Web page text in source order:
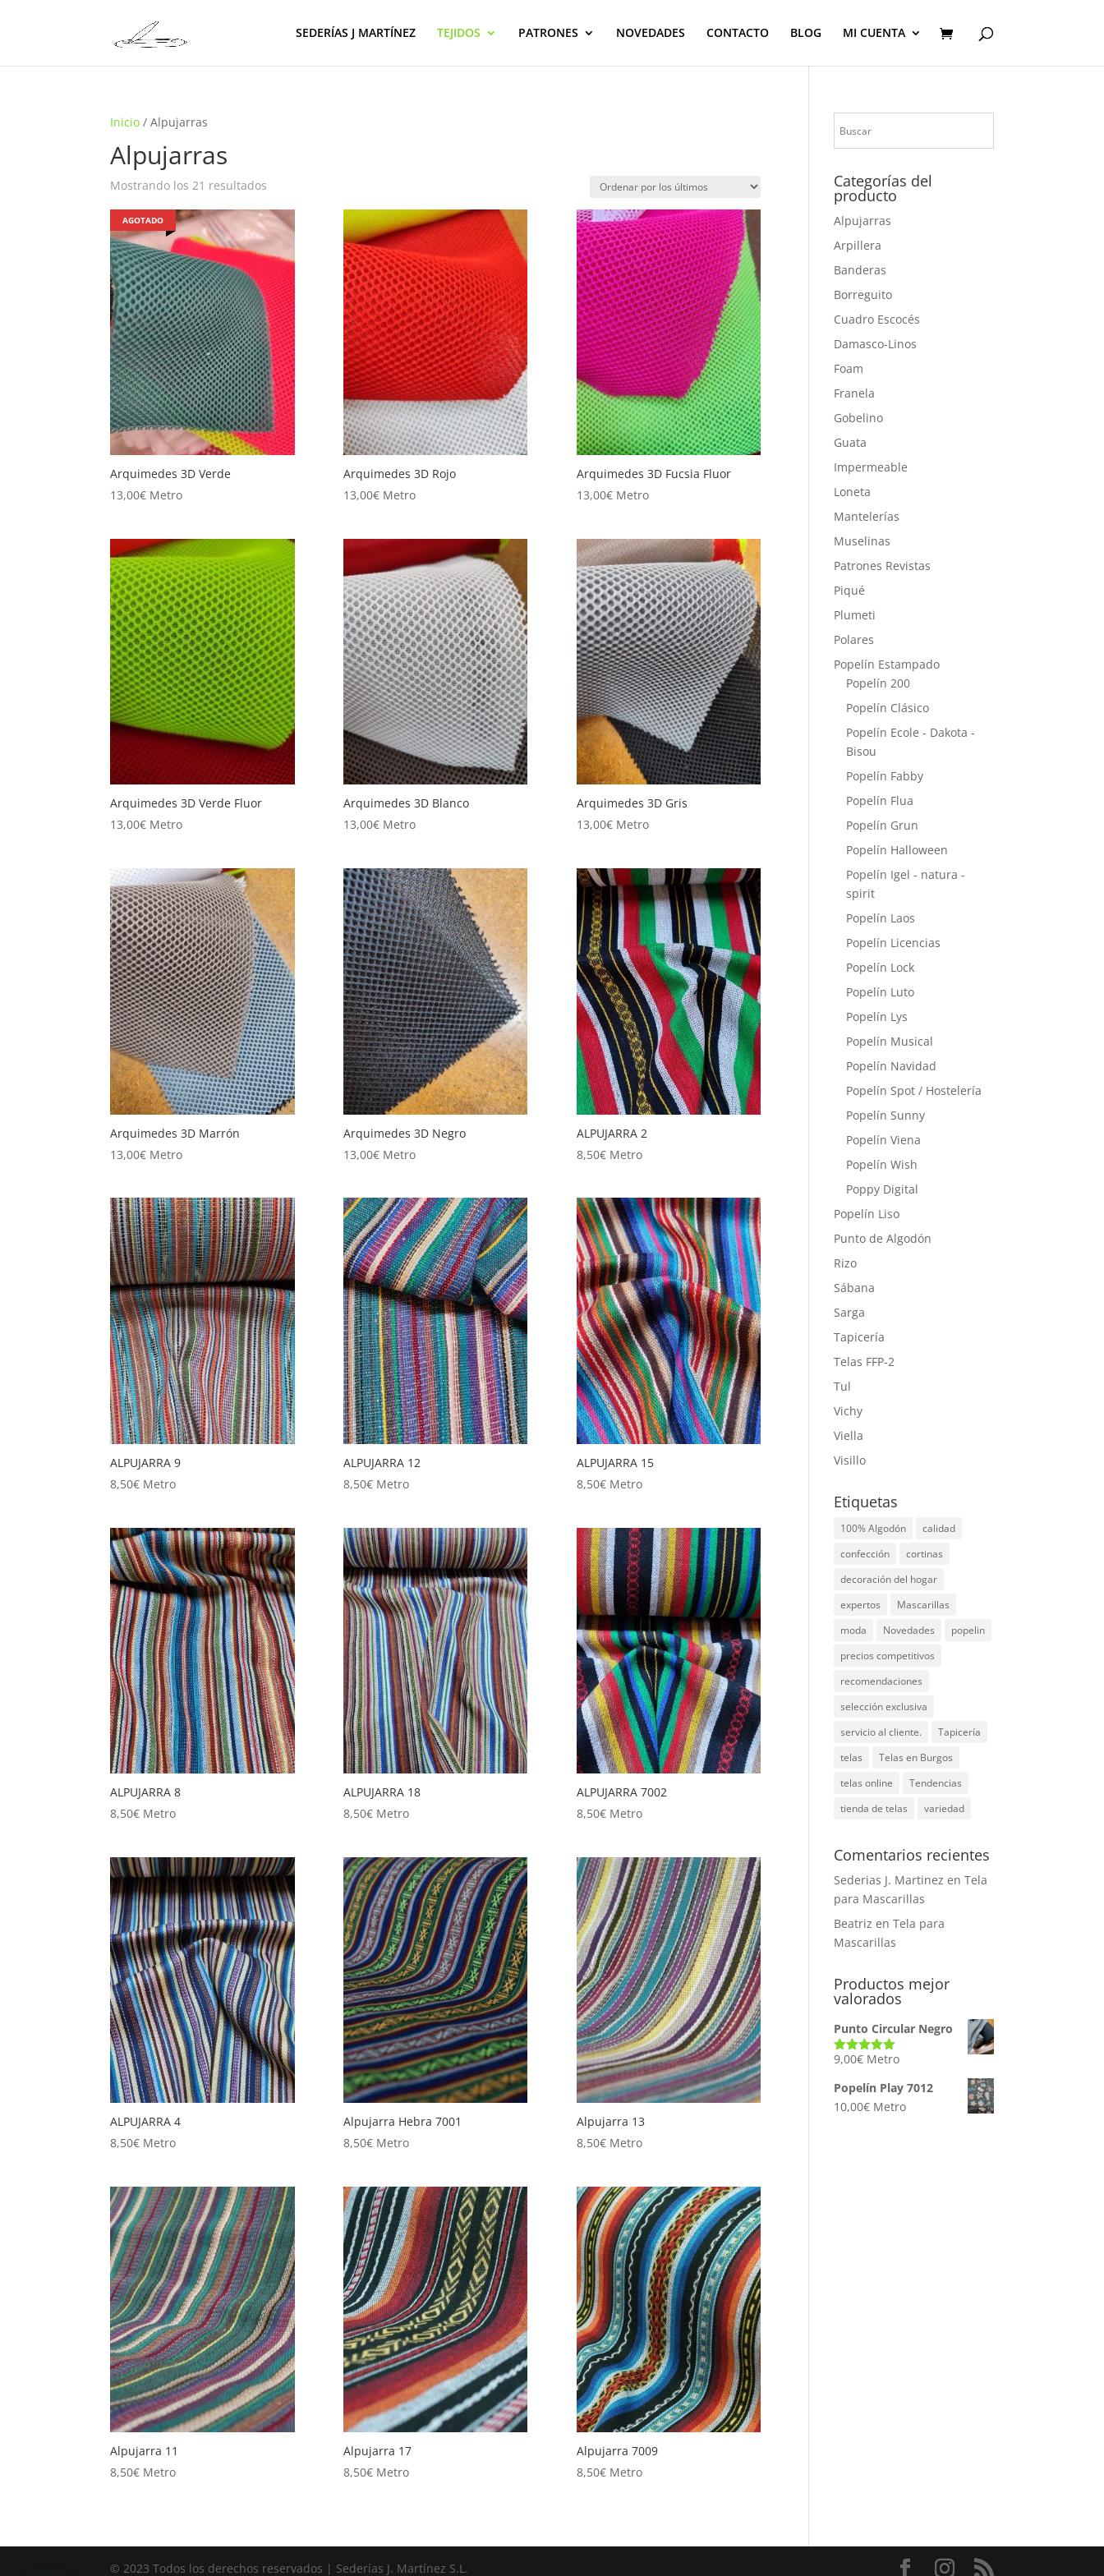
SEDERÍAS J MARTÍNEZ TEJIDOS PATRONES NOVEDADES CONTACTO BLOG MI CUENTA
Inicio / Alpujarras
Alpujarras
Mostrando los 21 resultados
los
AGOTADO
Arquimedes 3D Verde
13,00€ Metro
Arquimedes 3D Rojo
13,00€ Metro
Arquimedes 3D Fucsia Fluor
13,00€ Metro
Arquimedes 3D Verde Fluor
13,00€ Metro
Arquimedes 3D Blanco
13,00€ Metro
Arquimedes 3D Gris
13,00€ Metro
Arquimedes 3D Marrón
13,00€ Metro
Arquimedes 3D Negro
13,00€ Metro
ALPUJARRA 2
8,50€ Metro
ALPUJARRA 9
8,50€ Metro
ALPUJARRA 12
8,50€ Metro
ALPUJARRA 15
8,50€ Metro
ALPUJARRA 8
8,50€ Metro
ALPUJARRA 18
8,50€ Metro
ALPUJARRA 7002
8,50€ Metro
ALPUJARRA 4
8,50€ Metro
Alpujarra Hebra 7001
8,50€ Metro
Alpujarra 13
8,50€ Metro
Alpujarra 11
8,50€ Metro
Alpujarra 17
8,50€ Metro
Alpujarra 7009
8,50€ Metro
Categorías del
producto
Alpujarras
Arpillera
Banderas
Borreguito
Cuadro Escocés
Damasco-Linos
Foam
Franela
Gobelino
Guata
Impermeable
Loneta
Mantelerías
Muselinas
Patrones Revistas
Piqué
Plumeti
Polares
Popelín Estampado
Popelín 200
Popelín Clásico
Popelín Ecole - Dakota -
Bisou
Popelín Fabby
Popelín Flua
Popelín Grun
Popelín Halloween
Popelín Igel - natura -
spirit
Popelín Laos
Popelín Licencias
Popelín Lock
Popelín Luto
Popelín Lys
Popelín Musical
Popelín Navidad
Popelín Spot / Hostelería
Popelín Sunny
Popelín Viena
Popelín Wish
Poppy Digital
Popelín Liso
Punto de Algodón
Rizo
Sábana
Sarga
Tapicería
Telas FFP-2
Tul
Vichy
Viella
Visillo
Etiquetas
100% Algodón
calidad
confección
cortinas
decoración del hogar
expertos
Mascarillas
moda
Novedades
popelin
precios competitivos
recomendaciones
selección exclusiva
servicio al cliente.
Tapicería
telas
Telas en Burgos
telas online
Tendencias
tienda de telas
variedad
Comentarios recientes
Sederias J. Martinez enTela
para Mascarillas
Beatriz enTela para
Mascarillas
Productos mejor
valorados
Punto Circular Negro
Valorado
5
9,00€ Metro
Popelín Play 7012
10,00€ Metro
© 2023 Todos los derechos reservados | Sederías J. Martínez S.L.